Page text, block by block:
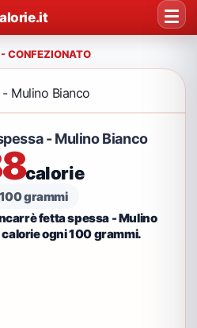
- CONFEZIONATO
Mulino Bianco
- Mulino Bianco
calorie
grammi
fetta spessa - Mulino
ogni 100 grammi.